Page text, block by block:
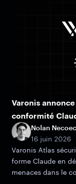
Varonis
conformité
Nolan
16 juin 2026
Varonis Atlas
forme Claude en
menaces dans le